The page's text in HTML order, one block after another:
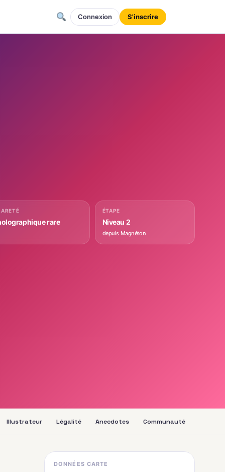
Connexion S'inscrire
rare
ÉTAPE
Niveau 2
depuis Magnéton
Illustrateur Légalité Anecdotes Communauté
DONNÉES CARTE